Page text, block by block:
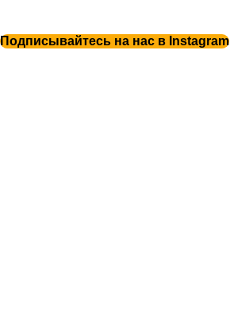
Подписывайтесь на нас в Instagram